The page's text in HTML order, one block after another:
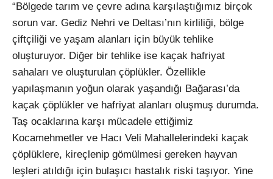
“Bölgede tarım ve çevre adına karşılaştığımız birçok
sorun var. Gediz Nehri ve Deltası’nın kirliliği, bölge
çiftçiliği ve yaşam alanları için büyük tehlike
oluşturuyor. Diğer bir tehlike ise kaçak hafriyat
sahaları ve oluşturulan çöplükler. Özellikle
yapılaşmanın yoğun olarak yaşandığı Bağarası’da
kaçak çöplükler ve hafriyat alanları oluşmuş durumda.
Taş ocaklarına karşı mücadele ettiğimiz
Kocamehmetler ve Hacı Veli Mahallelerindeki kaçak
çöplüklere, kireçlenip gömülmesi gereken hayvan
leşleri atıldığı için bulaşıcı hastalık riski taşıyor. Yine